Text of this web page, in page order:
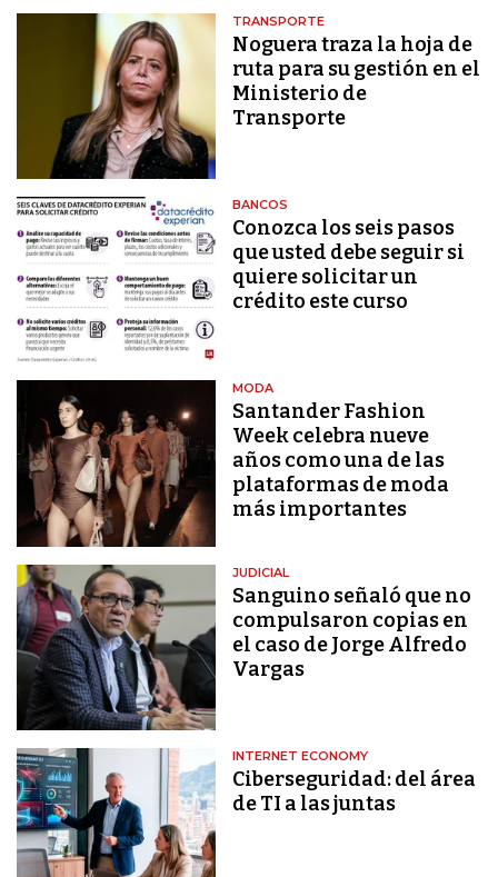
TRANSPORTE
Noguera traza la hoja de
ruta para su gestión en el
Ministerio de
Transporte
BANCOS
Conozca los seis pasos
que usted debe seguir si
quiere solicitar un
crédito este curso
MODA
Santander Fashion
Week celebra nueve
años como una de las
plataformas de moda
más importantes
JUDICIAL
Sanguino señaló que no
compulsaron copias en
el caso de Jorge Alfredo
Vargas
INTERNET ECONOMY
Ciberseguridad: del área
de TI a las juntas